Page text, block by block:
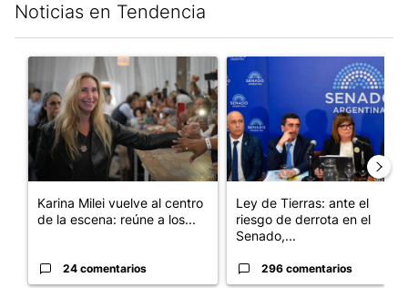
Noticias en Tendencia
Un artículo de tendencia con el título "Karina Milei vuelve al
Karina Milei vuelve al centro
de la escena: reúne a los...
24 comentarios
Un artículo de tendencia con
Ley de Tierras: ante el
riesgo de derrota en el
Senado,...
296 comentarios